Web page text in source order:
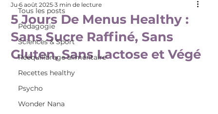
Tous les posts
Pédagogie
Sciences & Sport
Rééquilibrage alimentaire
Recettes healthy
Psycho
Wonder Nana
5 Jours De Menus Healthy :
Sans Sucre Raffiné, Sans
Gluten, Sans Lactose et Végé
Ju 6 août 2025 3 min de lecture